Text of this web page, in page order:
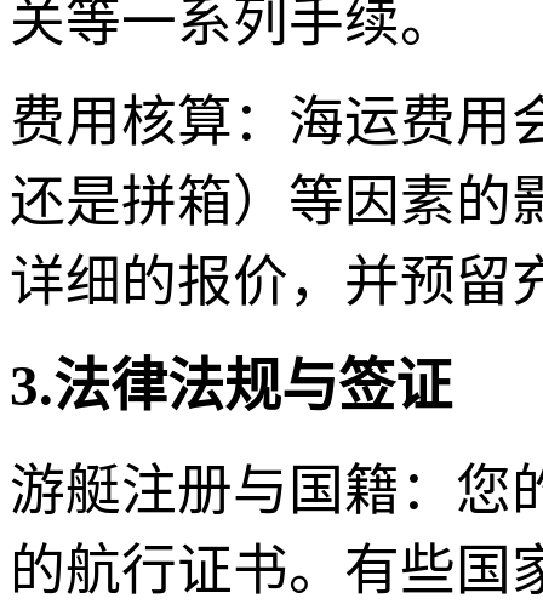
关等一系列手续。
费用核算：海运费用
还是拼箱）等因素的
详细的报价，并预留
3.法律法规与签证
游艇注册与国籍：您
的航行证书。有些国